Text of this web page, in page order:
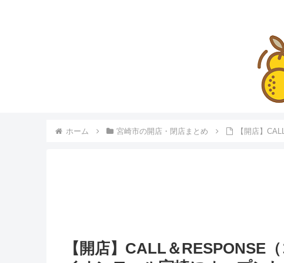
ホーム 宮崎市の開店・閉店まとめ 【開店】
【開店】CALL＆RESPONSE